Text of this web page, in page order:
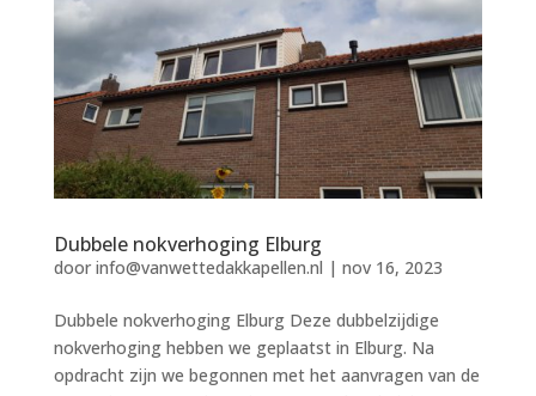
Dubbele nokverhoging Elburg
door info@vanwettedakkapellen.nl | nov 16, 2023
Dubbele nokverhoging Elburg Deze dubbelzijdige
nokverhoging hebben we geplaatst in Elburg. Na
opdracht zijn we begonnen met het aanvragen van de